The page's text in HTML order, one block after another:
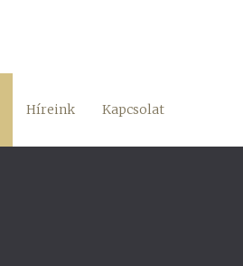
Híreink Kapcsolat